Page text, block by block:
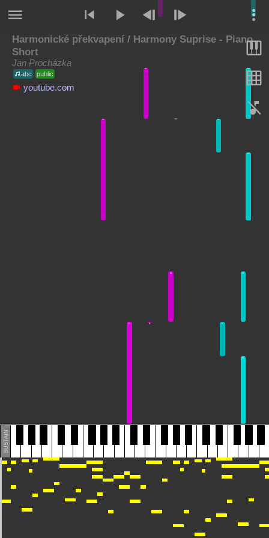
G
C E
G
E
G
G#
G# D#
G#
G#
D#
Harmonické překvapení / Harmony Suprise - Piano
Short
Jan Procházka
abc public
youtube.com
SUSTAIN